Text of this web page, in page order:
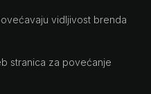
vidljivost brenda
stranica za povećanje
+387 61 924 649
GbR Hauptstr 117